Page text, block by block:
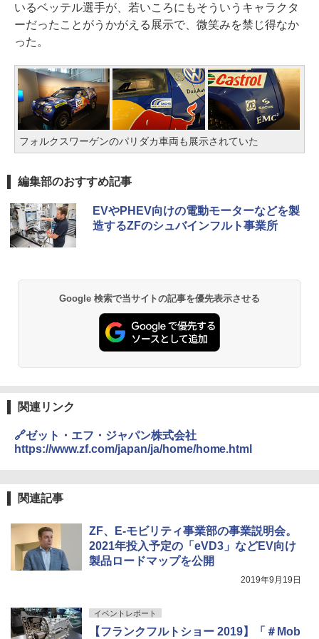
いるベッテル選手が、若いころにもそういうキャラクタ
ーだったことがうかがえる展示で、微笑みを禁じ得なか
った。
フォルクスワーゲンのパリダカ車両も展示されていた
編集部のおすすめ記事
EVやPHEV向けの電動モーターなどを製
造するZFのシュバインフルト事業所
Google 検索で当サイトの記事を優先表示させる
関連リンク
🔗ゼット・エフ・ジャパン株式会社
https://www.zf.com/japan/ja/home/home.html
関連記事
ZF、E-モビリティ事業部の事業説明会。
2021年投入予定の「eVD3」などEV向け
製品ロードマップを公開
2019年9月19日
イベントレポート
【フランクフルトショー 2019】「＃Mob